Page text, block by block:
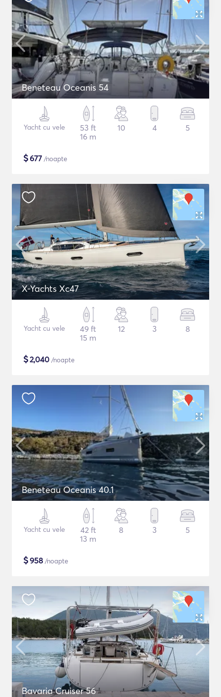
Beneteau Oceanis 54
Yacht cu vele
53 ft
16 m
10 4 5
$677 /noapte
X-Yachts Xc47
Yacht cu vele
49 ft
15 m
12 3 8
$2,040 /noapte
Beneteau Oceanis 40.1
Yacht cu vele
42 ft
13 m
8 3 5
$958 /noapte
Bavaria Cruiser 56